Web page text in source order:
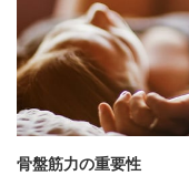
骨盤筋力の重要性